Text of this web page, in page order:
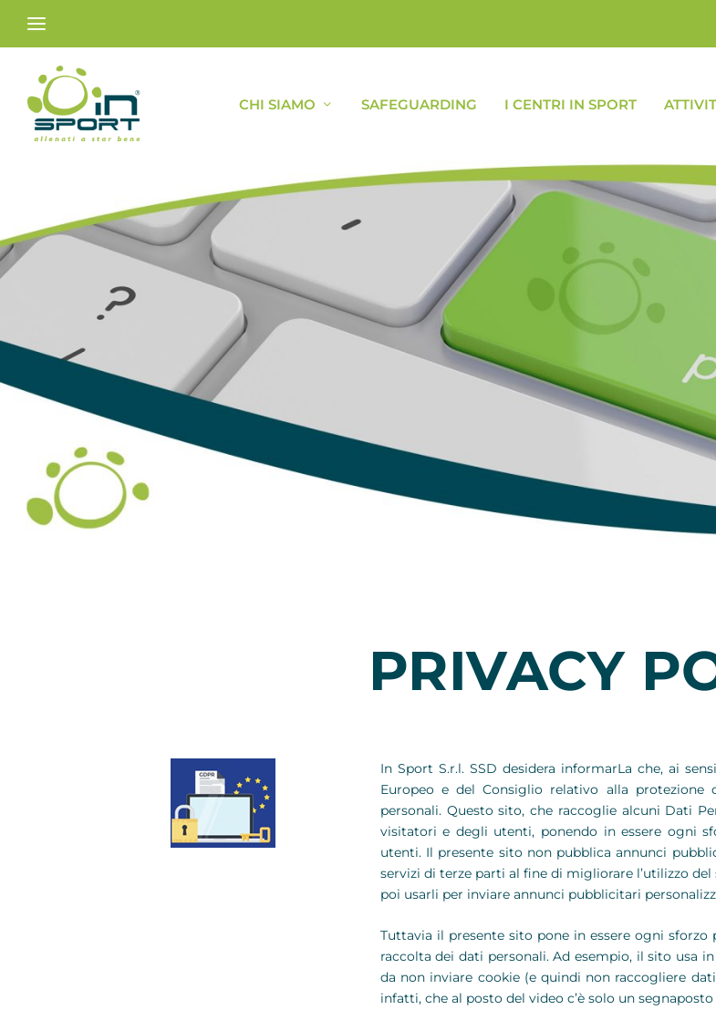
CHI SIAMO SAFEGUARDING I CENTRI IN SPORT
PRIVACY
In Sport S.r.l. SSD desidera informarLa che, ai
Europeo e del Consiglio relativo alla
personali. Questo sito, che raccoglie alcuni Dati
visitatori e degli utenti, ponendo in essere ogni
utenti. Il presente sito non pubblica annunci
servizi di terze parti al fine di migliorare l’utilizzo
poi usarli per inviare annunci pubblicitari
Tuttavia il presente sito pone in essere ogni
raccolta dei dati personali. Ad esempio, il sito usa
da non inviare cookie (e quindi non raccogliere
infatti, che al posto del video c’è solo un